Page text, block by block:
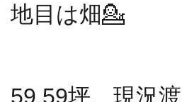
地目は畑💁
59.59坪、現況渡